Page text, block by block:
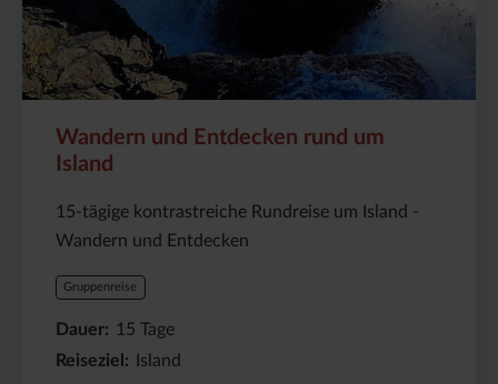
Wandern und Entdecken rund um
Island
15-tägige kontrastreiche Rundreise um Island -
Wandern und Entdecken
Gruppenreise
Dauer 15 Tage
Reiseziel
Island